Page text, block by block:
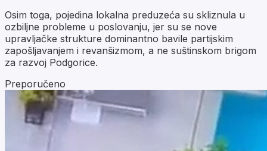
Osim toga, pojedina lokalna preduzeća su skliznula u
ozbiljne probleme u poslovanju, jer su se nove
upravljačke strukture dominantno bavile partijskim
zapošljavanjem i revanšizmom, a ne suštinskom brigom
za razvoj Podgorice.
Preporučeno